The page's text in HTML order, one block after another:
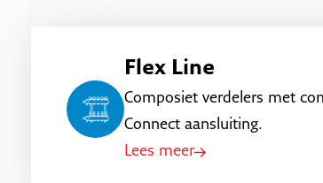
Flex Line
Composiet verdelers met
Connect aansluiting.
Lees meer